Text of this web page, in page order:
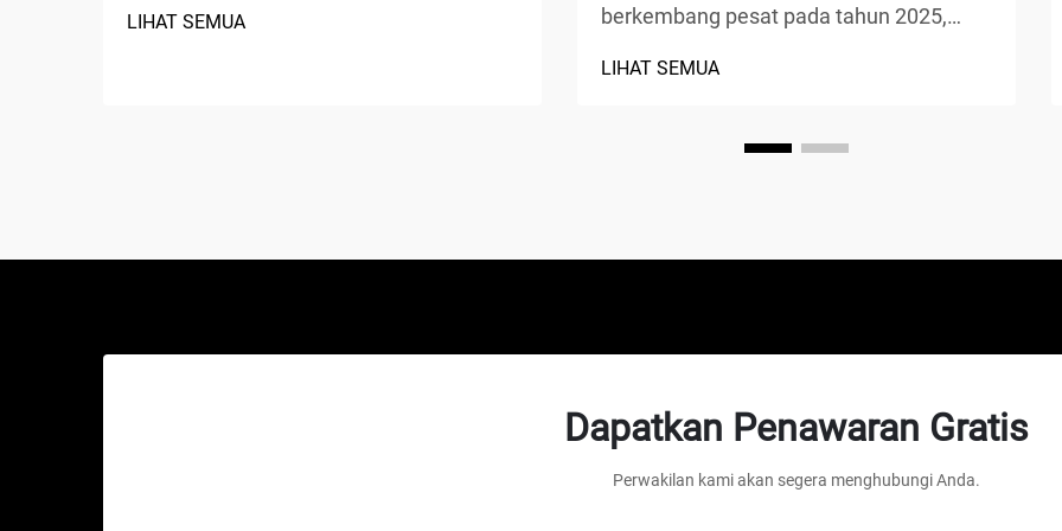
otomotif, konstruksi, atau proyek
LIHAT SEMUA
berkembang pesat pada tahun 2025,
canggih yang memaksimalkan efisiensi
mobil 4 tiang telah muncul sebagai
LIHAT SEMUA
Dapatkan Penawaran Gratis
Perwakilan kami akan segera menghubungi Anda.